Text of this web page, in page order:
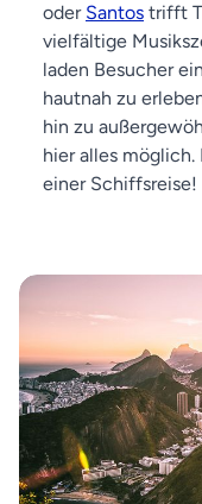
oder Santos trifft
vielfältige
laden Besucher
hautnah zu
hin zu
hier alles
einer Schiffsreise!